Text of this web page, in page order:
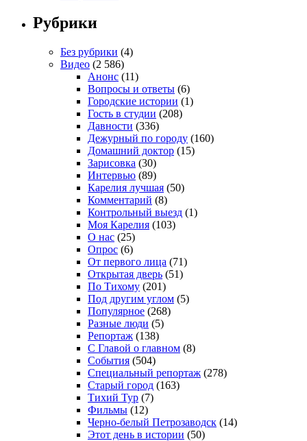
Рубрики
Без рубрики (4)
Видео (2 586)
Анонс (11)
Вопросы и ответы (6)
Городские истории (1)
Гость в студии (208)
Давности (336)
Дежурный по городу (160)
Домашний доктор (15)
Зарисовка (30)
Интервью (89)
Карелия лучшая (50)
Комментарий (8)
Контрольный выезд (1)
Моя Карелия (103)
О нас (25)
Опрос (6)
От первого лица (71)
Открытая дверь (51)
По Тихому (201)
Под другим углом (5)
Популярное (268)
Разные люди (5)
Репортаж (138)
С Главой о главном (8)
События (504)
Специальный репортаж (278)
Старый город (163)
Тихий Тур (7)
Фильмы (12)
Черно-белый Петрозаводск (14)
Этот день в истории (50)